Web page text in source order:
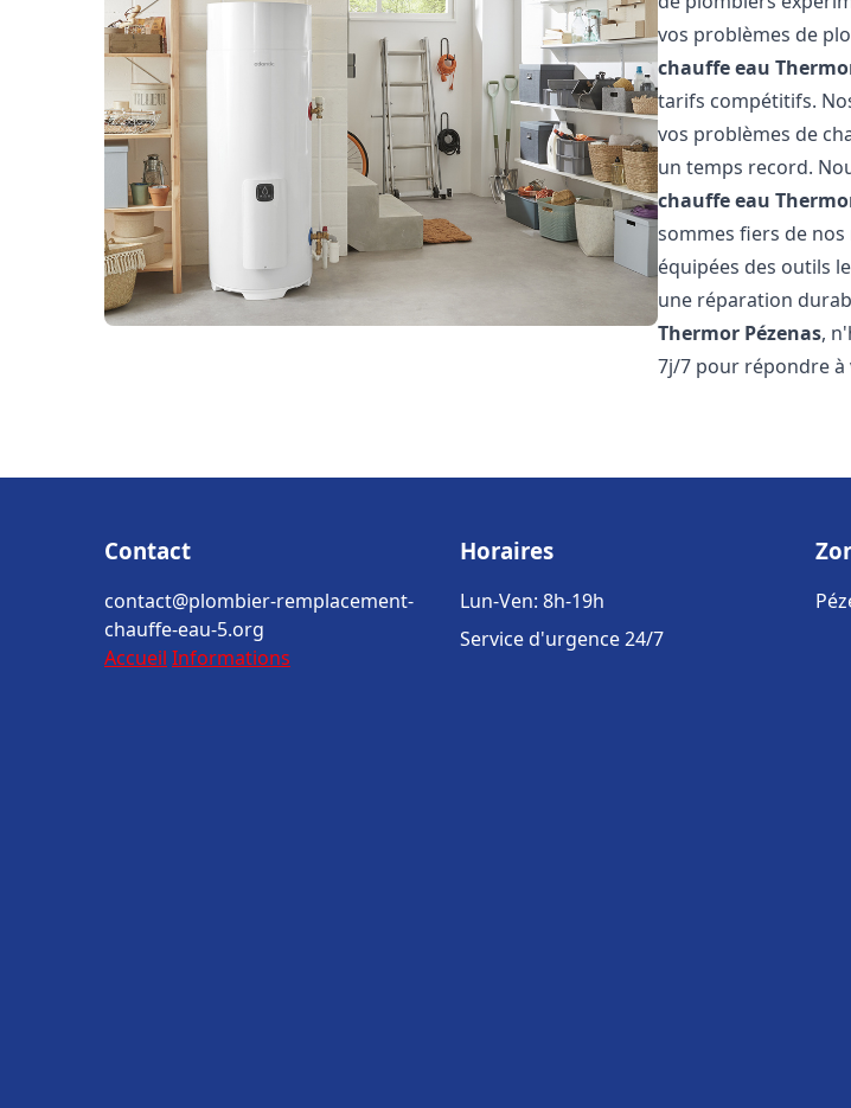
vos problèmes de
chauffe eau
tarifs compétitifs.
vos problèmes de
un temps record.
chauffe eau
sommes fiers de
équipées des outils
une réparation
Thermor Pézenas,
7j/7 pour répondre à
Contact
contact@plombier-remplacement-
chauffe-eau-5.org
Accueil Informations
Horaires
Lun-Ven: 8h-19h
Service d'urgence 24/7